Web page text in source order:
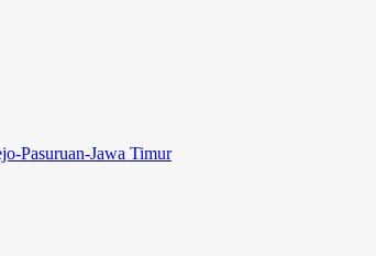
Pasuruan-Jawa Timur